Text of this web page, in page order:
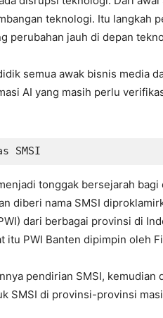
teknologi. Itu langkah
perubahan jauh di depan
semua awak bisnis media
AI yang masih perlu
SMSI
tonggak bersejarah
diberi nama SMSI
dari berbagai provinsi di
itu PWI Banten dipimpin oleh
pendirian SMSI, kemudian
SMSI di provinsi-provinsi